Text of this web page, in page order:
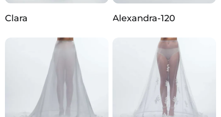
Clara Alexandra-120